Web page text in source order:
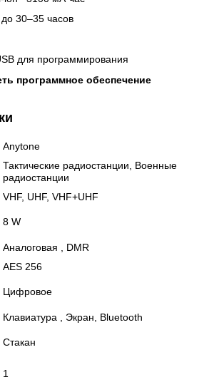
30–35 часов
для программирования
программное обеспечение
Anytone
Тактические радиостанции
Военные
радиостанции
VHF, UHF, VHF+UHF
8 W
Аналоговая
DMR
AES 256
Цифровое
Клавиатура , Экран, Bluetooth
Стакан
1